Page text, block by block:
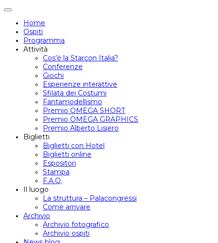
Attiva/disattiva
navigazione
Home
Ospiti
Programma
Attività
Cos’è la Starcon Italia?
Conferenze
Giochi
Esperienze interattive
Sfilata dei Costumi
Fantamodellismo
Premio OMEGA SHORT
Premio OMEGA GRAPHICS
Premio Alberto Lisiero
Biglietti
Biglietti con Hotel
Biglietti online
Espositori
Stampa
F.A.Q.
Il luogo
La struttura – Palacongressi
Come arrivare
Archivio
Archivio fotografico
Archivio ospiti